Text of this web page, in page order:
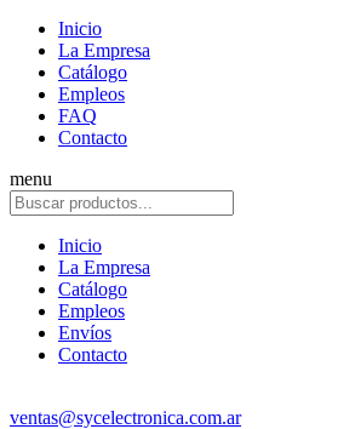
Inicio
La Empresa
Catálogo
Empleos
FAQ
Contacto
menu
Inicio
La Empresa
Catálogo
Empleos
Envíos
Contacto
ventas@sycelectronica.com.ar